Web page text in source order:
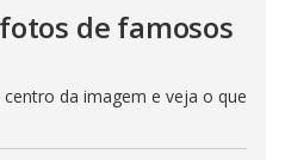
de famosos
da imagem e veja o que